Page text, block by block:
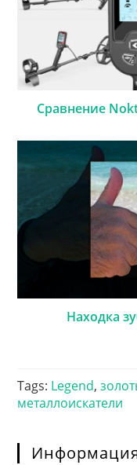
Сравнение
Находка
Tags: Legend,
металлоискатели